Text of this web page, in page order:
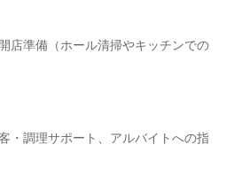
店準備（ホール清掃やキッチンでの
・調理サポート、アルバイトへの指